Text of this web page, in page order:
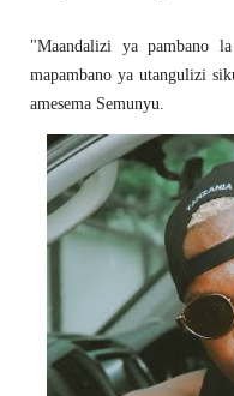
"Maandalizi ya pambano
mapambano ya utangulizi
amesema Semunyu.